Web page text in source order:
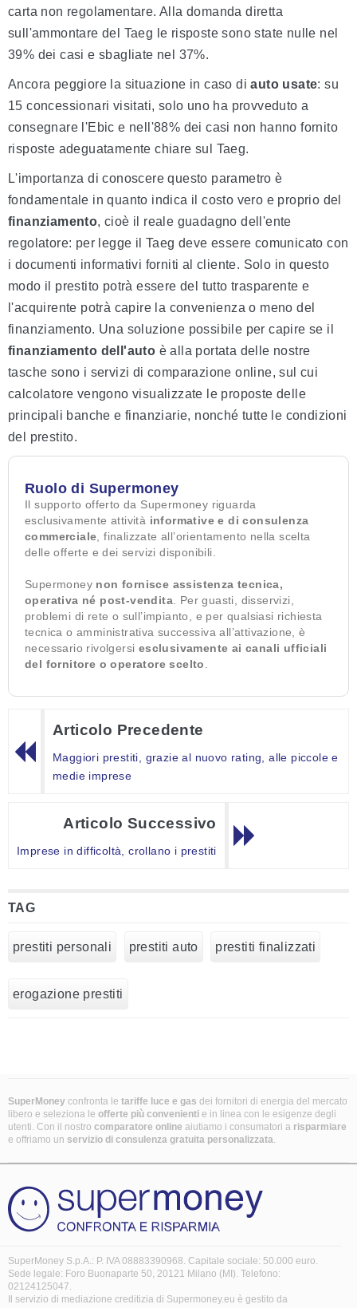
carta non regolamentare. Alla domanda diretta
sull'ammontare del Taeg le risposte sono state nulle nel
39% dei casi e sbagliate nel 37%.
Ancora peggiore la situazione in caso diauto usate: su
15 concessionari visitati, solo uno ha provveduto a
consegnare l'Ebic e nell'88% dei casi non hanno fornito
risposte adeguatamente chiare sul Taeg.
L'importanza di conoscere questo parametro è
fondamentale in quanto indica il costo vero e proprio del
finanziamento, cioè il reale guadagno dell'ente
regolatore: per legge il Taeg deve essere comunicato con
i documenti informativi forniti al cliente. Solo in questo
modo il prestito potrà essere del tutto trasparente e
l'acquirente potrà capire la convenienza o meno del
finanziamento. Una soluzione possibile per capire se il
finanziamento dell'auto è alla portata delle nostre
tasche sono i servizi di comparazione online, sul cui
calcolatore vengono visualizzate le proposte delle
principali banche e finanziarie, nonché tutte le condizioni
del prestito.
Ruolo di Supermoney
Il supporto offerto da Supermoney riguarda
esclusivamente attività informative e di consulenza
commerciale , finalizzate all’orientamento nella scelta
delle offerte e dei servizi disponibili.
Supermoney non fornisce assistenza tecnica,
operativa né post-vendita . Per guasti, disservizi,
problemi di rete o sull’impianto, e per qualsiasi richiesta
tecnica o amministrativa successiva all’attivazione, è
necessario rivolgersi esclusivamente ai canali ufficiali
del fornitore o operatore scelto
Articolo Precedente
Maggiori prestiti, grazie al nuovo rating, alle piccole e
medie imprese
Articolo Successivo
Imprese in difficoltà, crollano i prestiti
TAG
prestiti personali prestiti auto prestiti finalizzati
erogazione prestiti
SuperMoney confronta le tariffe luce e gas dei fornitori di energia del mercato
libero e seleziona le offerte più convenienti e in linea con le esigenze degli
utenti. Con il nostro comparatore online aiutiamo i consumatori a risparmiare
e offriamo un servizio di consulenza gratuita personalizzata.
SuperMoney S.p.A.: P. IVA 08883390968. Capitale sociale: 50.000 euro.
Sede legale: Foro Buonaparte 50, 20121 Milano (MI). Telefono:
02124125047.
Il servizio di mediazione creditizia di Supermoney.eu è gestito da